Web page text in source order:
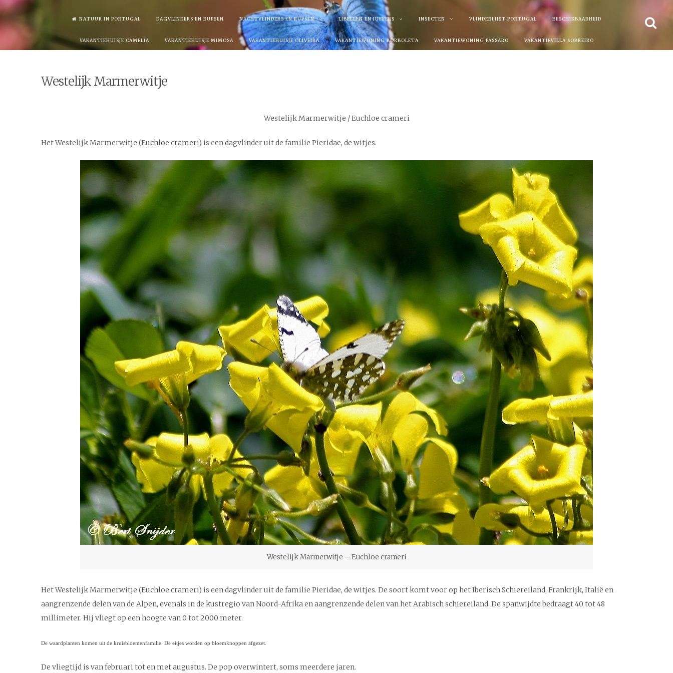
Skip
to
content
NATUUR IN PORTUGAL DAGVLINDERS EN RUPSEN NACHTVLINDERS EN RUPSEN LIBELLEN EN JUFFERS INSECTEN VLINDERLIJST PORTUGAL BESCHIKBAARHEID
VAKANTIEHUISJE CAMELIA VAKANTIEHUISJE MIMOSA VAKANTIEHUISJE OLIVEIRA VAKANTIEWONING BORBOLETA VAKANTIEWONING PASSARO VAKANTIEVILLA SOBREIRO
Westelijk Marmerwitje
Westelijk Marmerwitje / Euchloe crameri
Het Westelijk Marmerwitje (Euchloe crameri) is een dagvlinder uit de familie Pieridae, de witjes.
Westelijk Marmerwitje – Euchloe crameri
Het Westelijk Marmerwitje (Euchloe crameri) is een dagvlinder uit de familie Pieridae, de witjes. De soort komt voor op het Iberisch Schiereiland, Frankrijk, Italië en
aangrenzende delen van de Alpen, evenals in de kustregio van Noord-Afrika en aangrenzende delen van het Arabisch schiereiland. De spanwijdte bedraagt 40 tot 48
millimeter. Hij vliegt op een hoogte van 0 tot 2000 meter.
De waardplanten komen uit de kruisbloemenfamilie. De eitjes worden op bloemknoppen afgezet.
De vliegtijd is van februari tot en met augustus. De pop overwintert, soms meerdere jaren.